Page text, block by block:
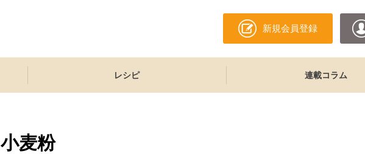
新規会員登録
レシピ 連載コラム
小麦粉